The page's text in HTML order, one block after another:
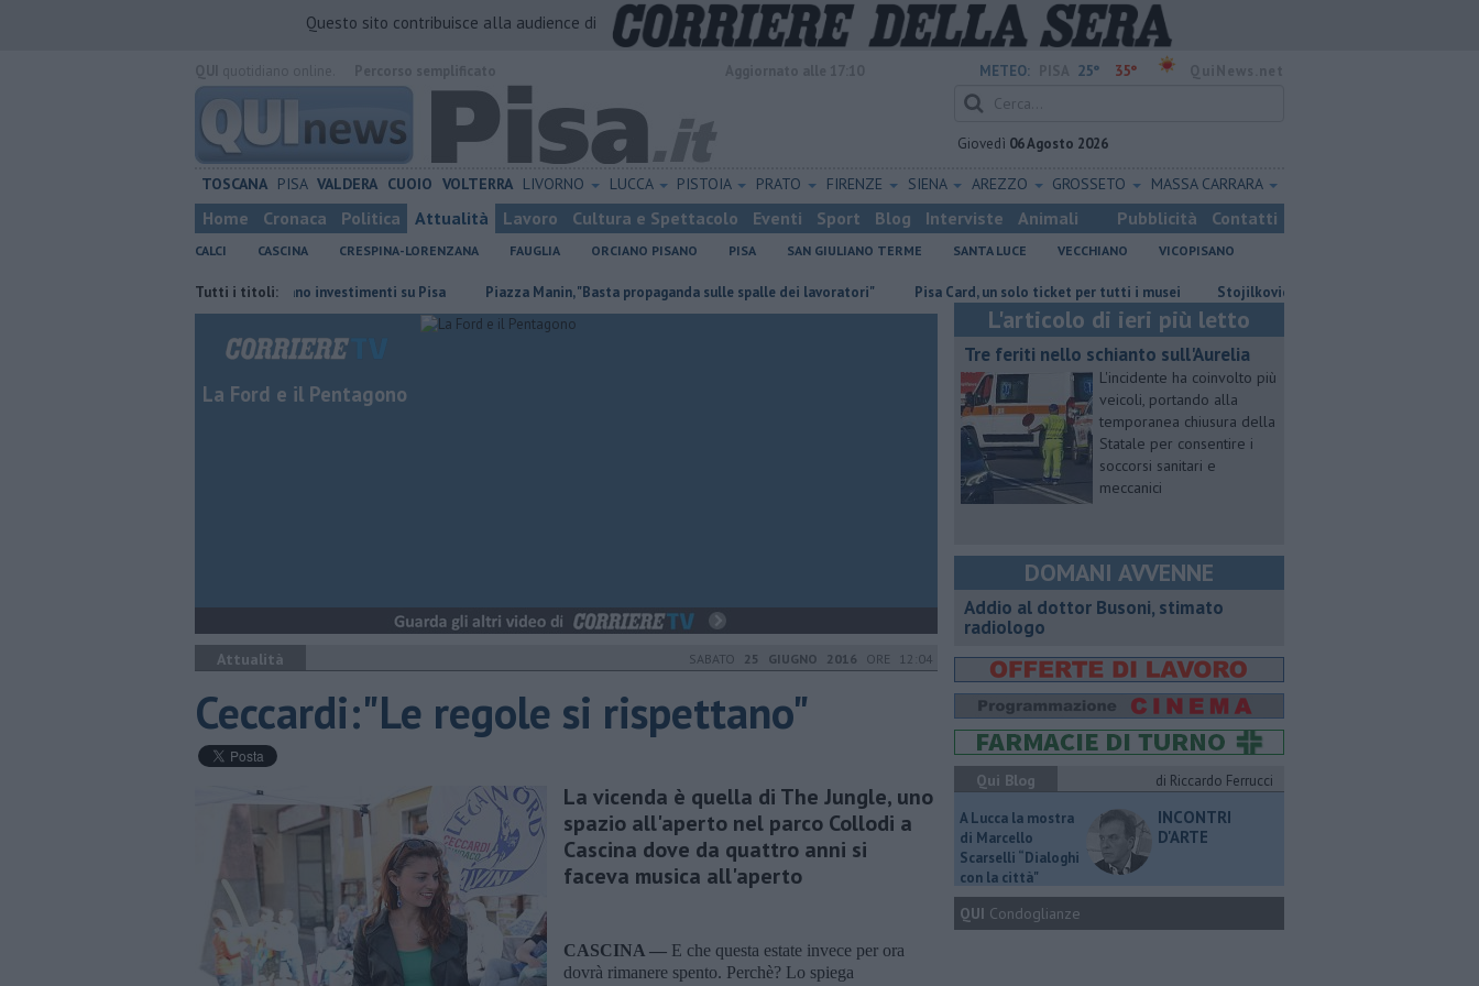
Questo sito contribuisce alla audience di
METEO: 25° 35°
Giovedì 06 Agosto 2026
TOSCANA PISA VALDERA CUOIO VOLTERRA LIVORNO LUCCA PISTOIA PRATO FIRENZE SIENA AREZZO GROSSETO MASSA CARRARA
Home Cronaca Politica Attualità Lavoro Cultura e Spettacolo Eventi Sport Blog Interviste Animali Pubblicità Contatti
CALCI CASCINA CRESPINA-LORENZANA FAUGLIA ORCIANO PISANO PISA SAN GIULIANO TERME SANTA LUCE VECCHIANO VICOPISANO
Tutti i titoli:
Takeda conferma il piano investimenti su Pisa Piazza Manin, "Basta propaganda sulle spalle dei lavoratori" Pisa Card, un solo ticket per tutti i musei Stojilkovic al Rapid Bucarest, ora è ufficiale
La Ford e il Pentagono
Attualità SABATO 25 GIUGNO 2016 ORE 12:04
Ceccardi:"Le regole si rispettano"
La vicenda è quella di The Jungle, uno
spazio all'aperto nel parco Collodi a
Cascina dove da quattro anni si
faceva musica all'aperto
CASCINA — E che questa estate invece per ora
dovrà rimanere spento. Perchè? Lo spiega
L'articolo di ieri più letto
Tre feriti nello schianto sull'Aurelia
L'incidente ha coinvolto più
veicoli, portando alla
temporanea chiusura della
Statale per consentire i
soccorsi sanitari e
meccanici
DOMANI AVVENNE
Addio al dottor Busoni, stimato
radiologo
Qui Blog
di Riccardo Ferrucci
A Lucca la mostra
di Marcello
Scarselli “Dialoghi
con la città"
INCONTRI
D'ARTE
QUI Condoglianze